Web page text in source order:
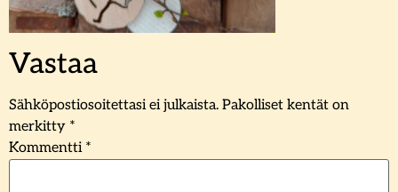
Vastaa
Sähköpostiosoitettasi ei julkaista. Pakolliset kentät on
merkitty *
Kommentti *